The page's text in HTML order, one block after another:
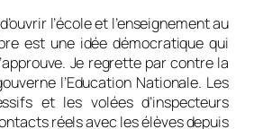
l’école et l’enseignement au
est une idée démocratique qui
Je regrette par contre la
l’Education Nationale. Les
et les volées d’inspecteurs
réels avec les élèves depuis